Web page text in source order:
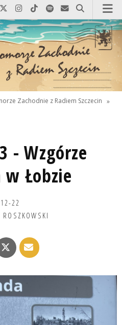
po prostu do nas zadzwoń
Odwiedź nas na Facebook-u
Odwiedź nas na X
Odwiedź nas na Instagram-ie
Odwiedź nas na TikTok-u
Szukaj nas na Spotify
Wyślij do nas
Szukaj
Zachodnie z Radiem Szczecin »
- Wzgórze
w Łobzie
22